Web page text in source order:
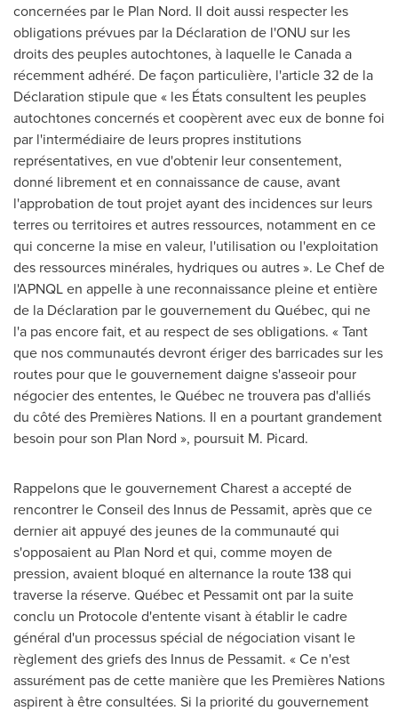
concernées par le Plan Nord. Il doit aussi respecter les
obligations prévues par la Déclaration de l'ONU sur les
droits des peuples autochtones, à laquelle leCanadaa
récemment adhéré. De façon particulière, l'article 32 de la
Déclaration stipule que « les États consultent les peuples
autochtones concernés et coopèrent avec eux de bonne foi
par l'intermédiaire de leurs propres institutions
représentatives, en vue d'obtenir leur consentement,
donné librement et en connaissance de cause, avant
l'approbation de tout projet ayant des incidences sur leurs
terres ou territoires et autres ressources, notamment en ce
qui concerne la mise en valeur, l'utilisation ou l'exploitation
des ressources minérales, hydriques ou autres ». Le Chef de
l'APNQL en appelle à une reconnaissance pleine et entière
de la Déclaration par le gouvernement du Québec, qui ne
l'a pas encore fait, et au respect de ses obligations. « Tant
que nos communautés devront ériger des barricades sur les
routes pour que le gouvernement daigne s'asseoir pour
négocier des ententes, le Québec ne trouvera pas d'alliés
du côté des Premières Nations. Il en a pourtant grandement
besoin pour son Plan Nord », poursuit M. Picard.
Rappelons que le gouvernement Charest a accepté de
rencontrer le Conseil des Innus de Pessamit, après que ce
dernier ait appuyé des jeunes de la communauté qui
s'opposaient au Plan Nord et qui, comme moyen de
pression, avaient bloqué en alternance la route 138 qui
traverse la réserve. Québec et Pessamit ont par la suite
conclu un Protocole d'entente visant à établir le cadre
général d'un processus spécial de négociation visant le
règlement des griefs des Innus de Pessamit. « Ce n'est
assurément pas de cette manière que les Premières Nations
aspirent à être consultées. Si la priorité du gouvernement